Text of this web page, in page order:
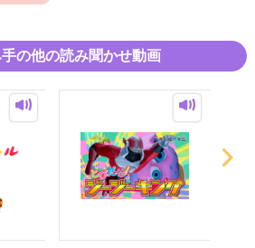
の他の読み聞かせ動画